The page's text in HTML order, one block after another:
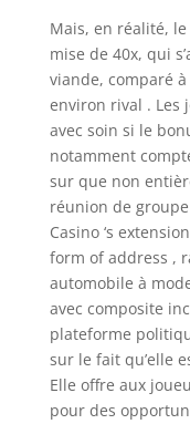
Mais, en réalité,
mise de 40x, qui
viande, comparé
environ rival . Les
avec soin si le
notamment
sur que non
réunion de
Casino ‘s
form of address ,
automobile à
avec composite
plateforme
sur le fait qu’elle
Elle offre aux
pour des